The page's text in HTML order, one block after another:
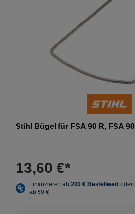
Stihl Bügel für FSA 90 R, FSA 90
13,60 €*